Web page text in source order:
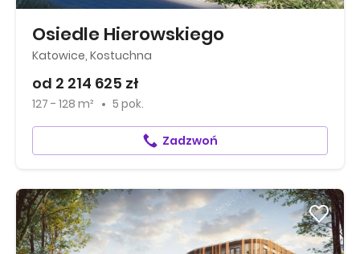
Osiedle Hierowskiego
Katowice, Kostuchna
od 2 214 625 zł
127 - 128 m² 5 pok.
Zadzwoń